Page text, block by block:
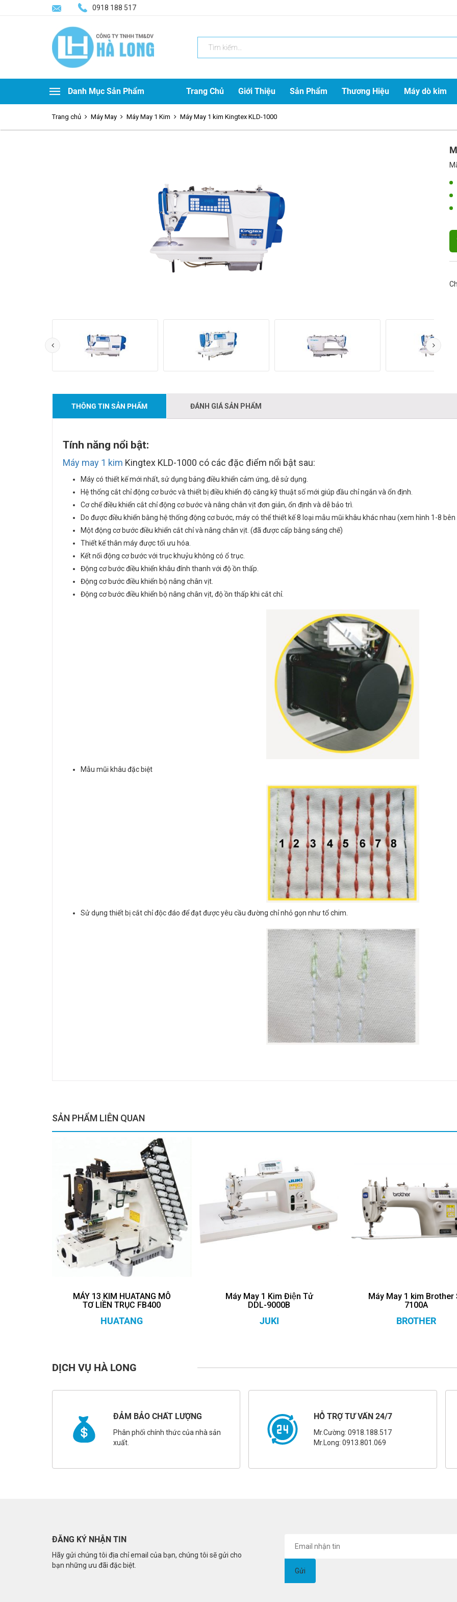
0918 188 517
Danh Mục Sản Phẩm Trang Chủ Giới Thiệu Sản Phẩm Thương Hiệu Máy dò kim
Trang chủ Máy May Máy May 1 Kim Máy May 1 kim Kingtex KLD-1000
THÔNG TIN SẢN PHẨM ĐÁNH GIÁ SẢN PHẨM
Tính năng nổi bật:
Máy may 1 kim Kingtex KLD-1000 có các đặc điểm nổi bật sau:
Máy có thiết kế mới nhất, sử dụng bảng điều khiển cảm ứng, dễ sử dụng.
Hệ thống cắt chỉ động cơ bước và thiết bị điều khiển độ căng kỹ thuật số mới giúp đầu chỉ ngắn và ổn định.
Cơ chế điều khiển cắt chỉ động cơ bước và nâng chân vịt đơn giản, ổn định và dễ bảo trì.
Do được điều khiển bằng hệ thống động cơ bước, máy có thể thiết kế 8 loại mẫu mũi khâu khác nhau (xem hình 1-8 bên
Một động cơ bước điều khiển cắt chỉ và nâng chân vịt. (đã được cấp bằng sáng chế)
Thiết kế thân máy được tối ưu hóa.
Kết nối động cơ bước với trục khuỷu không có ổ trục.
Động cơ bước điều khiển khâu đính thanh với độ ồn thấp.
Động cơ bước điều khiển bộ nâng chân vịt.
Động cơ bước điều khiển bộ nâng chân vịt, độ ồn thấp khi cắt chỉ.
Mẫu mũi khâu đặc biệt
Sử dụng thiết bị cắt chỉ độc đáo để đạt được yêu cầu đường chỉ nhỏ gọn như tổ chim.
SẢN PHẨM LIÊN QUAN
MÁY 13 KIM HUATANG MÔ
TƠ LIỀN TRỤC FB400
HUATANG
Máy May 1 Kim Điện Tử
DDL-9000B
JUKI
Máy May 1 kim Brother
7100A
BROTHER
DỊCH VỤ HÀ LONG
ĐẢM BẢO CHẤT LƯỢNG
Phân phối chính thức của nhà sản
xuất.
HỖ TRỢ TƯ VẤN 24/7
Mr.Cường: 0918.188.517
Mr.Long: 0913.801.069
ĐĂNG KÝ NHẬN TIN
Hãy gửi chúng tôi địa chỉ email của bạn, chúng tôi sẽ gửi cho
bạn những ưu đãi đặc biệt.